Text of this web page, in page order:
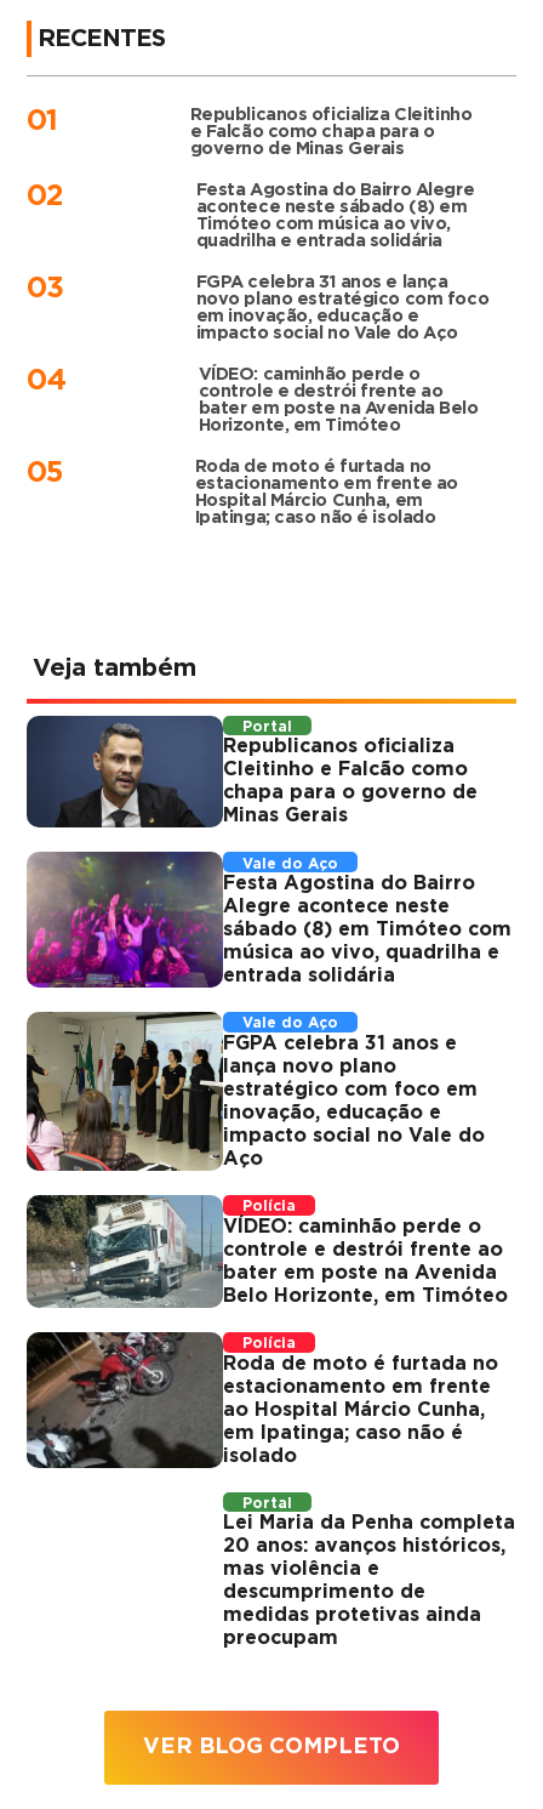
RECENTES
01
Republicanos oficializa Cleitinho
e Falcão como chapa para o
governo de Minas Gerais
02
Festa Agostina do Bairro Alegre
acontece neste sábado (8) em
Timóteo com música ao vivo,
quadrilha e entrada solidária
03
FGPA celebra 31 anos e lança
novo plano estratégico com foco
em inovação, educação e
impacto social no Vale do Aço
04
VÍDEO: caminhão perde o
controle e destrói frente ao
bater em poste na Avenida Belo
Horizonte, em Timóteo
05
Roda de moto é furtada no
estacionamento em frente ao
Hospital Márcio Cunha, em
Ipatinga; caso não é isolado
Veja também
Portal
Republicanos oficializa
Cleitinho e Falcão como
chapa para o governo de
Minas Gerais
Vale do Aço
Festa Agostina do Bairro
Alegre acontece neste
sábado (8) em Timóteo com
música ao vivo, quadrilha e
entrada solidária
Vale do Aço
FGPA celebra 31 anos e
lança novo plano
estratégico com foco em
inovação, educação e
impacto social no Vale do
Aço
Polícia
VÍDEO: caminhão perde o
controle e destrói frente ao
bater em poste na Avenida
Belo Horizonte, em Timóteo
Polícia
Roda de moto é furtada no
estacionamento em frente
ao Hospital Márcio Cunha,
em Ipatinga; caso não é
isolado
Portal
Lei Maria da Penha completa
20 anos: avanços históricos,
mas violência e
descumprimento de
medidas protetivas ainda
preocupam
VER BLOG COMPLETO